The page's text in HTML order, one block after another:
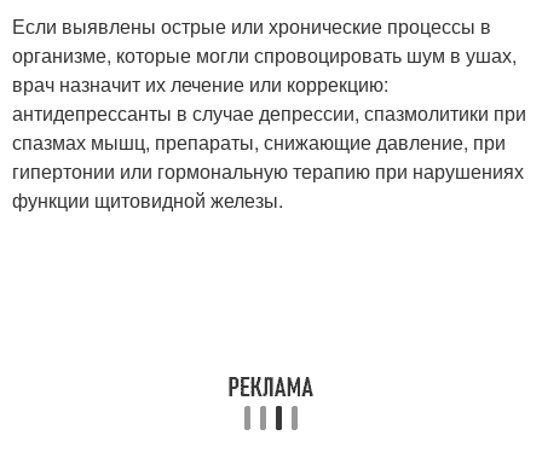
Если выявлены острые или хронические процессы в
организме, которые могли спровоцировать шум в ушах,
врач назначит их лечение или коррекцию:
антидепрессанты в случае депрессии, спазмолитики при
спазмах мышц, препараты, снижающие давление, при
гипертонии или гормональную терапию при нарушениях
функции щитовидной железы.